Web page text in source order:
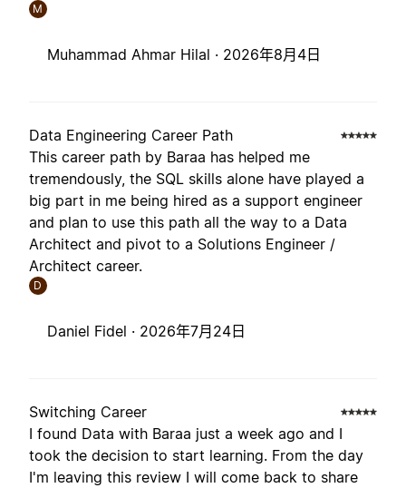
M
Muhammad Ahmar Hilal · 2026年8月4日
Data Engineering Career Path
This career path by Baraa has helped me
tremendously, the SQL skills alone have played a
big part in me being hired as a support engineer
and plan to use this path all the way to a Data
Architect and pivot to a Solutions Engineer /
Architect career.
D
Daniel Fidel · 2026年7月24日
Switching Career
I found Data with Baraa just a week ago and I
took the decision to start learning. From the day
I'm leaving this review I will come back to share